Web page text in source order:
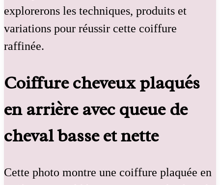
explorerons les techniques, produits et
variations pour réussir cette coiffure
raffinée.
Coiffure cheveux plaqués
en arrière avec queue de
cheval basse et nette
Cette photo montre une coiffure plaquée en